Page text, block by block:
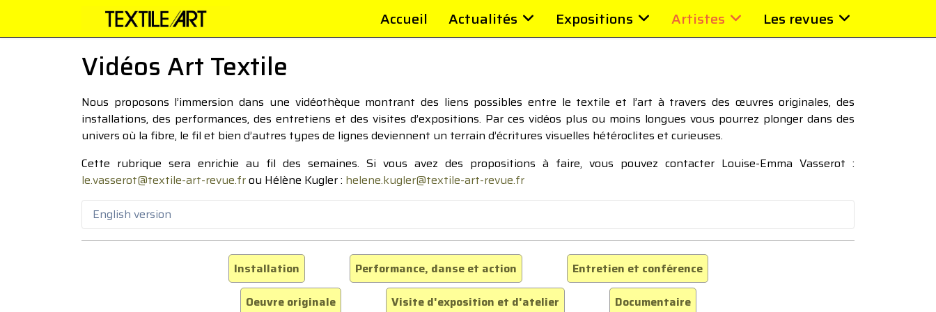
Accueil Actualités Expositions Artistes Les revues
Vidéos Art Textile
Nous proposons l’immersion dans une vidéothèque montrant des liens possibles entre le textile et l’art à travers des œuvres originales, des
installations, des performances, des entretiens et des visites d’expositions. Par ces vidéos plus ou moins longues vous pourrez plonger dans des
univers où la fibre, le fil et bien d’autres types de lignes deviennent un terrain d’écritures visuelles hétéroclites et curieuses.
Cette rubrique sera enrichie au fil des semaines. Si vous avez des propositions à faire, vous pouvez contacter Louise-Emma Vasserot :
le.vasserot@textile-art-revue.frou Hélène Kugler : helene.kugler@textile-art-revue.fr
English version
Installation Performance, danse et action
Entretien et conférence
Oeuvre originale
Visite d'exposition et d'atelier Documentaire